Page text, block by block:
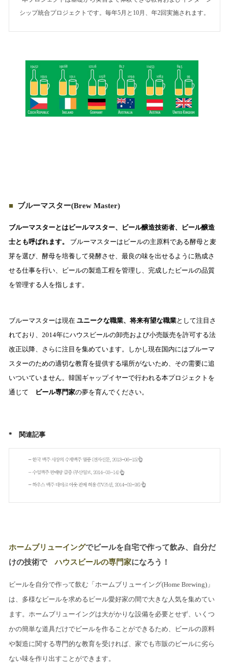
シップ統合プロジェクトです。毎年5月と10月、年2回実施されます。
■ ブルーマスター(Brew Master)
ブルーマスターとはビールマスター、ビール醸造技術者、ビール醸造
士とも呼ばれます。
ブルーマスターはビールの主原料である酵母と麦
芽を選び、酵母を培養して発酵させ、最良の味を出せるように熟成さ
せる仕事を行い、ビールの製造工程を管理し、完成したビールの品質
を管理する人を指します。
ブルーマスターは現在 ユニークな職業、将来有望な職業として注目さ
れており、2014年にハウスビールの卸売および小売販売を許可する法
改正以降、さらに注目を集めています。しかし現在国内にはブルーマ
スターのための適切な教育を提供する場所がないため、その需要に追
いついていません。韓国ギャップイヤーで行われる本プロジェクトを
通じて
ビール専門家の夢を育んでください。
* 関連記事
ホームブリューイングでビールを自宅で作って飲み、自分だ
けの技術でハウスビールの専門家になろう！
ビールを自分で作って飲む「ホームブリューイング(Home Brewing)」
は、多様なビールを求めるビール愛好家の間で大きな人気を集めてい
ます。ホームブリューイングは大がかりな設備を必要とせず、いくつ
かの簡単な道具だけでビールを作ることができるため、ビールの原料
や製造に関する専門的な教育を受ければ、家でも市販のビールに劣ら
ない味を作り出すことができます。